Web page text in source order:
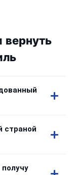
вернуть
страной